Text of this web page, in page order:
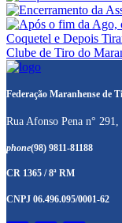
Federação Maranhense de
Rua Afonso Pena n°
phone(98) 9811-81188
CR 1365 / 8ª RM
CNPJ 06.496.095/0001-62